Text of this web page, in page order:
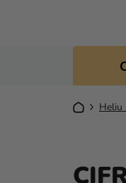
Acasă Heliu